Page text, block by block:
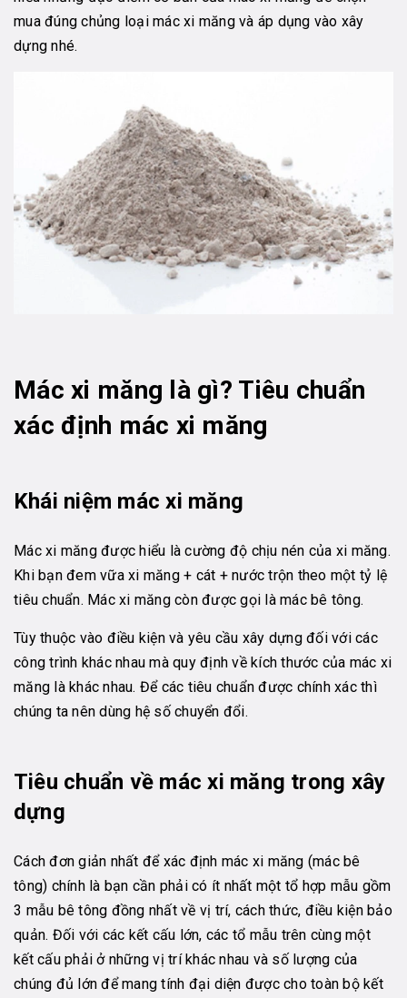
mua đúng chủng loại mác xi măng và áp dụng vào xây
dựng nhé.
Mác xi măng là gì? Tiêu chuẩn
xác định mác xi măng
Khái niệm mác xi măng
Mác xi măng được hiểu là cường độ chịu nén của xi măng.
Khi bạn đem vữa xi măng + cát + nước trộn theo một tỷ lệ
tiêu chuẩn. Mác xi măng còn được gọi là mác bê tông.
Tùy thuộc vào điều kiện và yêu cầu xây dựng đối với các
công trình khác nhau mà quy định về kích thước của mác xi
măng là khác nhau. Để các tiêu chuẩn được chính xác thì
chúng ta nên dùng hệ số chuyển đổi.
Tiêu chuẩn về mác xi măng trong xây
dựng
Cách đơn giản nhất để xác định mác xi măng (mác bê
tông) chính là bạn cần phải có ít nhất một tổ hợp mẫu gồm
3 mẫu bê tông đồng nhất về vị trí, cách thức, điều kiện bảo
quản. Đối với các kết cấu lớn, các tổ mẫu trên cùng một
kết cấu phải ở những vị trí khác nhau và số lượng của
chúng đủ lớn để mang tính đại diện được cho toàn bộ kết